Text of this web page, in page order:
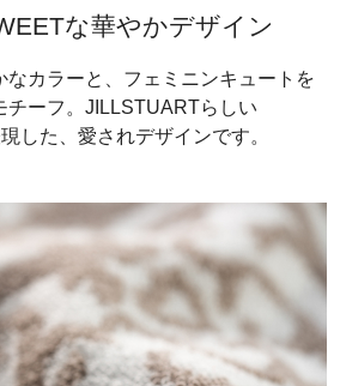
な華やかデザイン
なカラーと、フェミニンキュートを
チーフ。JILLSTUARTらしい
した、愛されデザインです。